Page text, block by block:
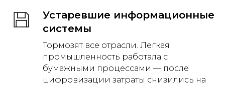
Устаревшие информационные
системы
Тормозят все отрасли. Легкая
промышленность работала с
бумажными процессами — после
цифровизации затраты снизились на